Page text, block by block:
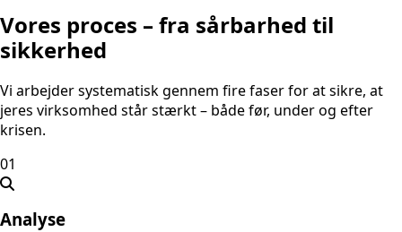
Vores proces – fra sårbarhed til
sikkerhed
Vi arbejder systematisk gennem fire faser for at sikre, at
jeres virksomhed står stærkt – både før, under og efter
krisen.
01
Analyse